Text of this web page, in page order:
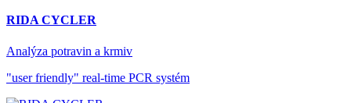
RIDA CYCLER
Analýza potravin a krmiv
"user friendly" real-time PCR systém